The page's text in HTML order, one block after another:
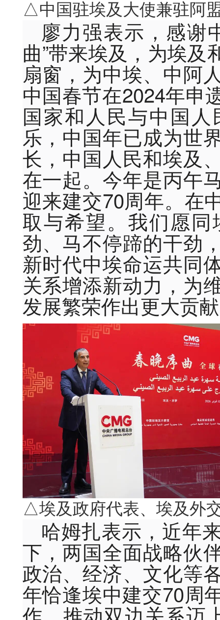
△中国驻埃及大使兼驻阿
廖力强表示，感谢
曲”带来埃及，为埃
扇窗，为中埃、中阿
中国春节在2024年申
国家和人民与中国
乐，中国年已成为世
长，中国人民和埃及
在一起。今年是丙午
迎来建交70周年。在
取与希望。我们愿
劲、马不停蹄的干劲
新时代中埃命运共同
关系增添新动力，为
发展繁荣作出更大贡
△埃及政府代表、埃及外
哈姆扎表示，近年
下，两国全面战略伙
政治、经济、文化等
年恰逢埃中建交70周